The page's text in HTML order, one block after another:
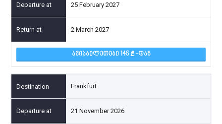
25 February 2027
2 March 2027
ᲐᲕᲘᲐᲑᲘᲚᲔᲗᲔᲑᲘ 146 -ᲓᲐᲜ
Frankfurt
21 November 2026